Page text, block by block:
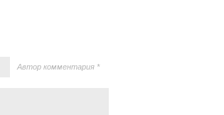
Автор комментария *